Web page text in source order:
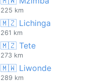
225 km
🇲🇿 Lichinga
261 km
🇲🇿 Tete
273 km
🇲🇼 Liwonde
289 km